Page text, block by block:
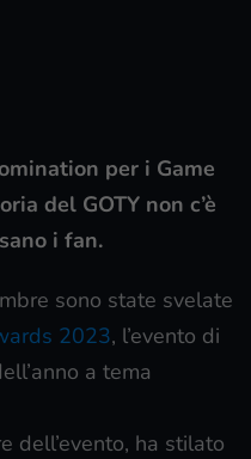
per i Game
del GOTY non c’è
i fan.
sono state svelate
2023, l’evento di
a tema
dell’evento, ha stilato